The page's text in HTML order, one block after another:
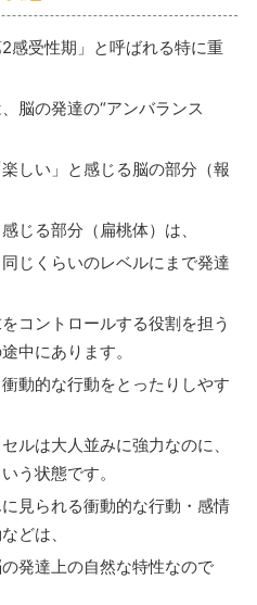
感受性期」と呼ばれる特に重
脳の発達の“アンバランス
しい」と感じる脳の部分（報
じる部分（扁桃体）は、
じくらいのレベルにまで発達
コントロールする役割を担う
中にあります。
動的な行動をとったりしやす
ルは大人並みに強力なのに、
う状態です。
見られる衝動的な行動・感情
どは、
発達上の自然な特性なので